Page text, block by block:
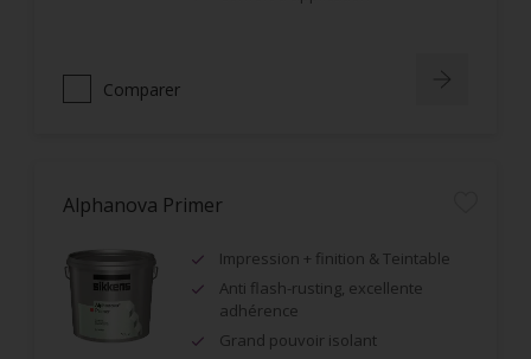
Comparer
Alphanova Primer
Impression + finition & Teintable
Anti flash-rusting, excellente
adhérence
Grand pouvoir isolant